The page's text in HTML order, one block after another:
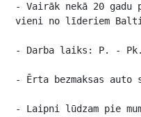
- Vairāk nekā 20 gadu
vieni no līderiem
- Darba laiks: P. -
- Ērta bezmaksas auto
- Laipni lūdzam pie